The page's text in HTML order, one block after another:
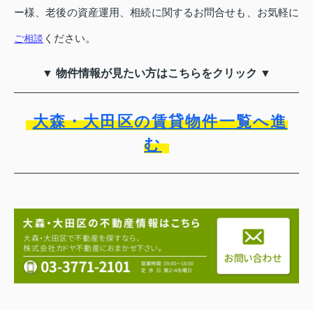
ー様、老後の資産運用、相続に関するお問合せも、お気軽に
ご相談 ください。
▼ 物件情報が見たい方はこちらをクリック ▼
大森・大田区の賃貸物件一覧へ進
む